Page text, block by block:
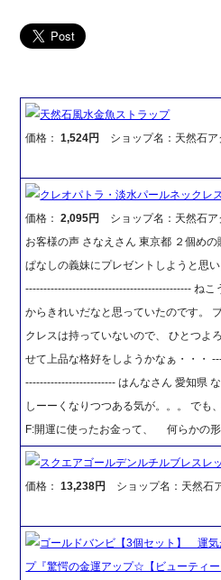
天然石風水金魚ストラップ
価格：1,524円 ショップ名：天然石ア
クレオパトラ・淡水パールネックレ
価格：2,095円
ショップ名：天然石ア
お客様の声 さなえさん 東京都 ２個め
ぱなしの義妹にプレゼントしようと思
---------------------------------------------- ね
からきれいだなと思っていたのです。
クレスは持っていないので、 ひとつよ
せて上品な格好をしようかなぁ・・・
------------------------- はんなさん 愛知県
しーーくなりつつある気が。。。 でも
F:開運に使ったお金って、 何らかの
スクエアゴールデンルチルブレスレ
価格：13,238円 ショップ名：天然石
ゴールドバンビ【3個セット】 運気
プ『驚愕の金運アップ☆【ビューティー